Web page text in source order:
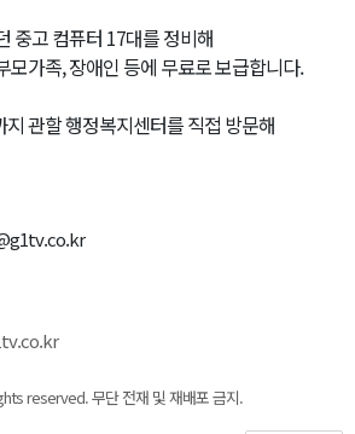
중고 컴퓨터 17대를 정비해
모가족, 장애인 등에 무료로 보급합니다.
관할 행정복지센터를 직접 방문해
reserved. 무단 전재 및 재배포 금지.